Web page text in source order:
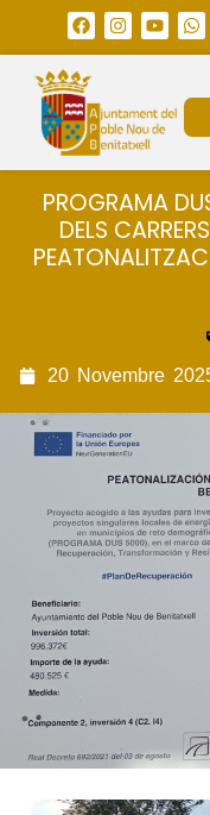
PROGRAMA
DELS
20 Novembre